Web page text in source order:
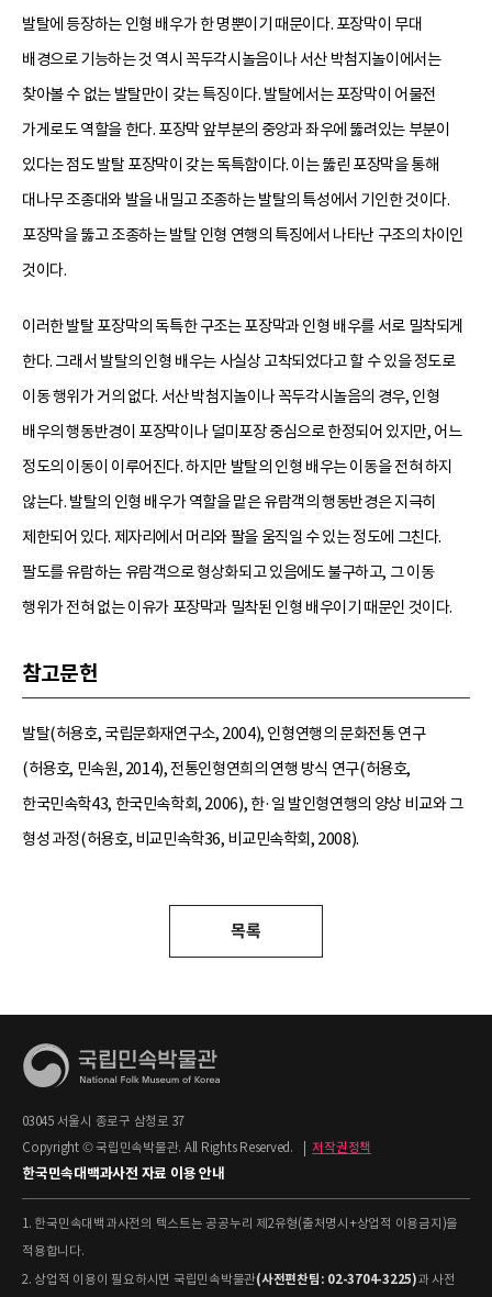
발탈에 등장하는 인형 배우가 한 명뿐이기 때문이다. 포장막이 무대
배경으로 기능하는 것 역시 꼭두각시놀음이나 서산 박첨지놀이에서는
찾아볼 수 없는 발탈만이 갖는 특징이다. 발탈에서는 포장막이 어물전
가게로도 역할을 한다. 포장막 앞부분의 중앙과 좌우에 뚫려있는 부분이
있다는 점도 발탈 포장막이 갖는 독특함이다. 이는 뚫린 포장막을 통해
대나무 조종대와 발을 내밀고 조종하는 발탈의 특성에서 기인한 것이다.
포장막을 뚫고 조종하는 발탈 인형 연행의 특징에서 나타난 구조의 차이인
것이다.
이러한 발탈 포장막의 독특한 구조는 포장막과 인형 배우를 서로 밀착되게
한다. 그래서 발탈의 인형 배우는 사실상 고착되었다고 할 수 있을 정도로
이동 행위가 거의 없다. 서산 박첨지놀이나 꼭두각시놀음의 경우, 인형
배우의 행동반경이 포장막이나 덜미포장 중심으로 한정되어 있지만, 어느
정도의 이동이 이루어진다. 하지만 발탈의 인형 배우는 이동을 전혀 하지
않는다. 발탈의 인형 배우가 역할을 맡은 유람객의 행동반경은 지극히
제한되어 있다. 제자리에서 머리와 팔을 움직일 수 있는 정도에 그친다.
팔도를 유람하는 유람객으로 형상화되고 있음에도 불구하고, 그 이동
행위가 전혀 없는 이유가 포장막과 밀착된 인형 배우이기 때문인 것이다.
참고문헌
발탈(허용호, 국립문화재연구소, 2004), 인형연행의 문화전통 연구
(허용호, 민속원, 2014), 전통인형연희의 연행 방식 연구(허용호,
한국민속학43, 한국민속학회, 2006), 한·일 발인형연행의 양상 비교와 그
형성 과정(허용호, 비교민속학36, 비교민속학회, 2008).
목록
03045 서울시 종로구 삼청로 37
Copyright © 국립민속박물관. All Rights Reserved.
저작권정책
한국민속대백과사전 자료 이용 안내
1. 한국민속대백과사전의 텍스트는 공공누리 제2유형(출처명시+상업적 이용금지)을
적용합니다.
2. 상업적 이용이 필요하시면 국립민속박물관(사전편찬팀: 02-3704-3225)과 사전